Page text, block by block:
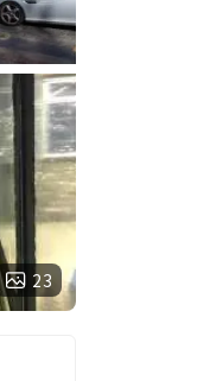
23